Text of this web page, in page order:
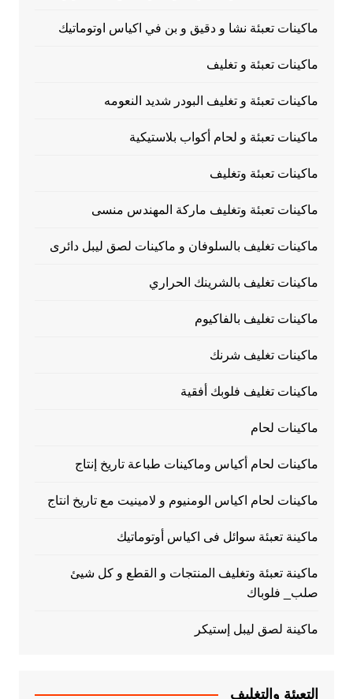
ماكينات تعبئة نشا و دقيق و بن في اكياس اوتوماتيك
ماكينات تعبئة و تغليف
ماكينات تعبئة و تغليف البودر شديد النعومه
ماكينات تعبئة و لحام أكواب بلاستيكية
ماكينات تعبئة وتغليف
ماكينات تعبئة وتغليف ماركة المهندس منسى
ماكينات تغليف بالسلوفان و ماكينات لصق ليبل دائرى
ماكينات تغليف بالشرينك الحراري
ماكينات تغليف بالفاكيوم
ماكينات تغليف شرنك
ماكينات تغليف فلوبك أفقية
ماكينات لحام
ماكينات لحام أكياس وماكينات طباعة تاريخ إنتاج
ماكينات لحام اكياس الومنيوم و لامينيت مع تاريخ انتاج
ماكينة تعبئة سوائل فى اكياس أوتوماتيك
ماكينة تعبئة وتغليف المنتجات و القطع و كل شيئ
صلب_ فلوباك
ماكينة لصق ليبل إستيكر
التعبئة والتغليف